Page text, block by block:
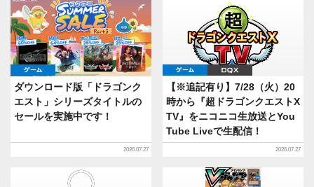
ゲーム
ダウンロード版「ドラゴンク
エスト」シリーズタイトルの
セールを実施中です！
2026.07.27
ゲーム
【※追記有り】7/28（火）20
時から『超ドラゴンクエストX
TV』をニコニコ生放送とYou
Tube Liveで生配信！
2026.07.27